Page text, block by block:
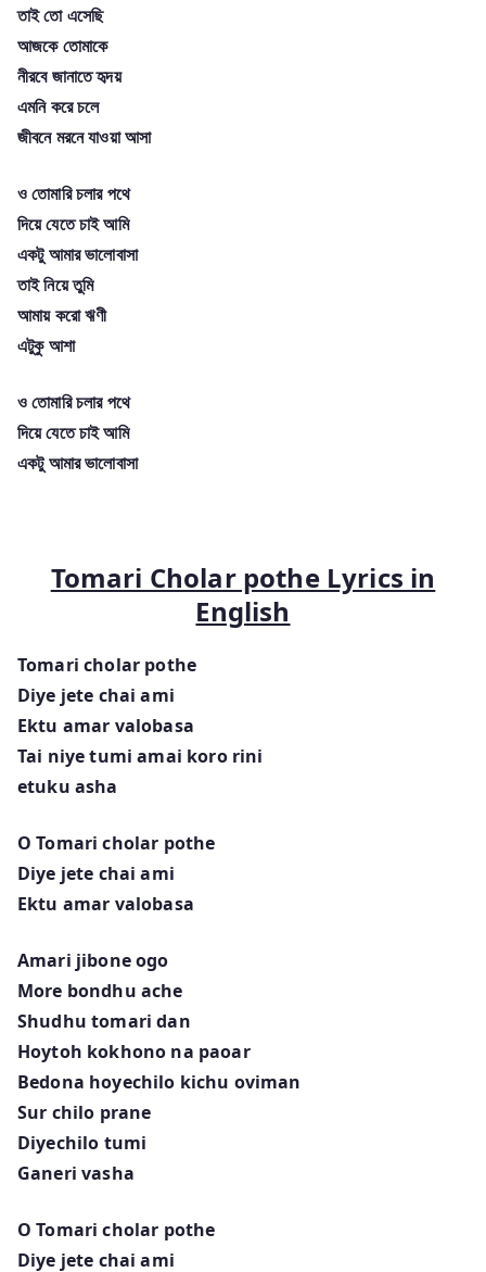
তাই তো এসেছি
আজকে তোমাকে
নীরবে জানাতে হৃদয়
এমনি করে চলে
জীবনে মরনে যাওয়া আসা
ও তোমারি চলার পথে
দিয়ে যেতে চাই আমি
একটু আমার ভালোবাসা
তাই নিয়ে তুমি
আমায় করো ঋণী
এটুকু আশা
ও তোমারি চলার পথে
দিয়ে যেতে চাই আমি
একটু আমার ভালোবাসা
Tomari Cholar pothe Lyrics in
English
Tomari cholar pothe
Diye jete chai ami
Ektu amar valobasa
Tai niye tumi amai koro rini
etuku asha
O Tomari cholar pothe
Diye jete chai ami
Ektu amar valobasa
Amari jibone ogo
More bondhu ache
Shudhu tomari dan
Hoytoh kokhono na paoar
Bedona hoyechilo kichu oviman
Sur chilo prane
Diyechilo tumi
Ganeri vasha
O Tomari cholar pothe
Diye jete chai ami